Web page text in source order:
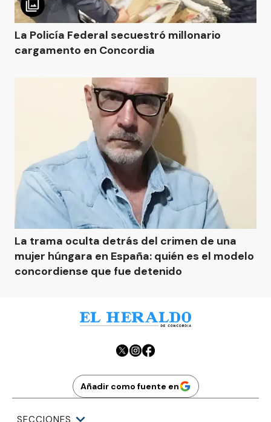
La Policía Federal secuestró millonario
cargamento en Concordia
La trama oculta detrás del crimen de una
mujer húngara en España: quién es el modelo
concordiense que fue detenido
Añadir como fuente en
SECCIONES